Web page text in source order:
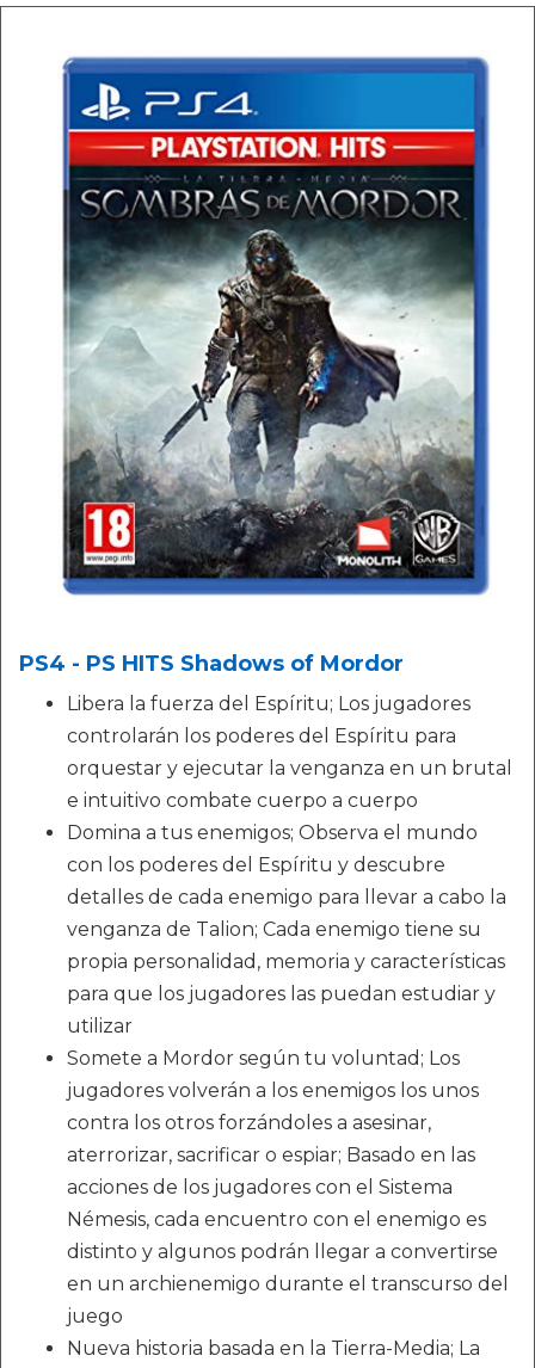
PS4 - PS HITS Shadows of Mordor
Libera la fuerza del Espíritu; Los jugadores
controlarán los poderes del Espíritu para
orquestar y ejecutar la venganza en un brutal
e intuitivo combate cuerpo a cuerpo
Domina a tus enemigos; Observa el mundo
con los poderes del Espíritu y descubre
detalles de cada enemigo para llevar a cabo la
venganza de Talion; Cada enemigo tiene su
propia personalidad, memoria y características
para que los jugadores las puedan estudiar y
utilizar
Somete a Mordor según tu voluntad; Los
jugadores volverán a los enemigos los unos
contra los otros forzándoles a asesinar,
aterrorizar, sacrificar o espiar; Basado en las
acciones de los jugadores con el Sistema
Némesis, cada encuentro con el enemigo es
distinto y algunos podrán llegar a convertirse
en un archienemigo durante el transcurso del
juego
Nueva historia basada en la Tierra-Media; La